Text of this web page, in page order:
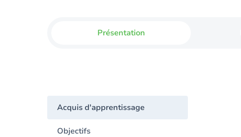
Présentation
Acquis d'apprentissage
Objectifs